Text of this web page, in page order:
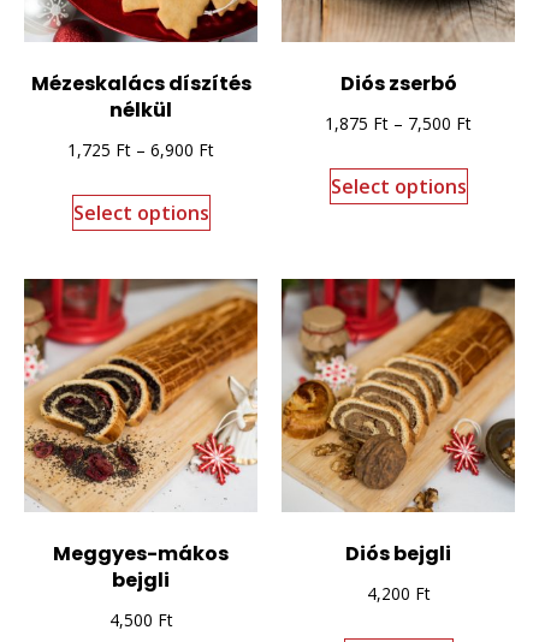
Mézeskalács díszítés
nélkül
1,725 Ft – 6,900 Ft
Select options
Diós zserbó
1,875 Ft – 7,500 Ft
Select options
Meggyes-mákos
bejgli
4,500 Ft
Diós bejgli
4,200 Ft